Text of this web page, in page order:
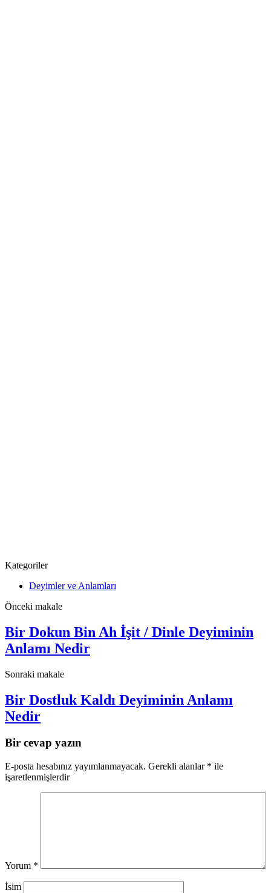
Kategoriler
Deyimler ve Anlamları
Önceki makale
Bir Dokun Bin Ah İşit / Dinle Deyiminin
Anlamı Nedir
Sonraki makale
Bir Dostluk Kaldı Deyiminin Anlamı
Nedir
Bir cevap yazın
E-posta hesabınız yayımlanmayacak. Gerekli alanlar * ile
işaretlenmişlerdir
Yorum *
İsim